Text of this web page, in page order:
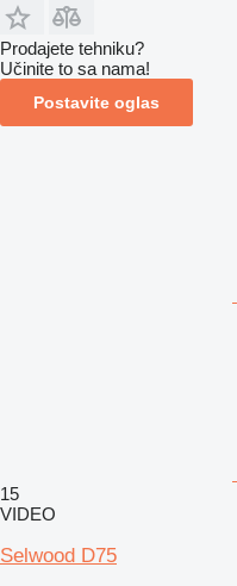
Prodajete tehniku?
Učinite to sa nama!
Postavite oglas
15
VIDEO
Selwood D75